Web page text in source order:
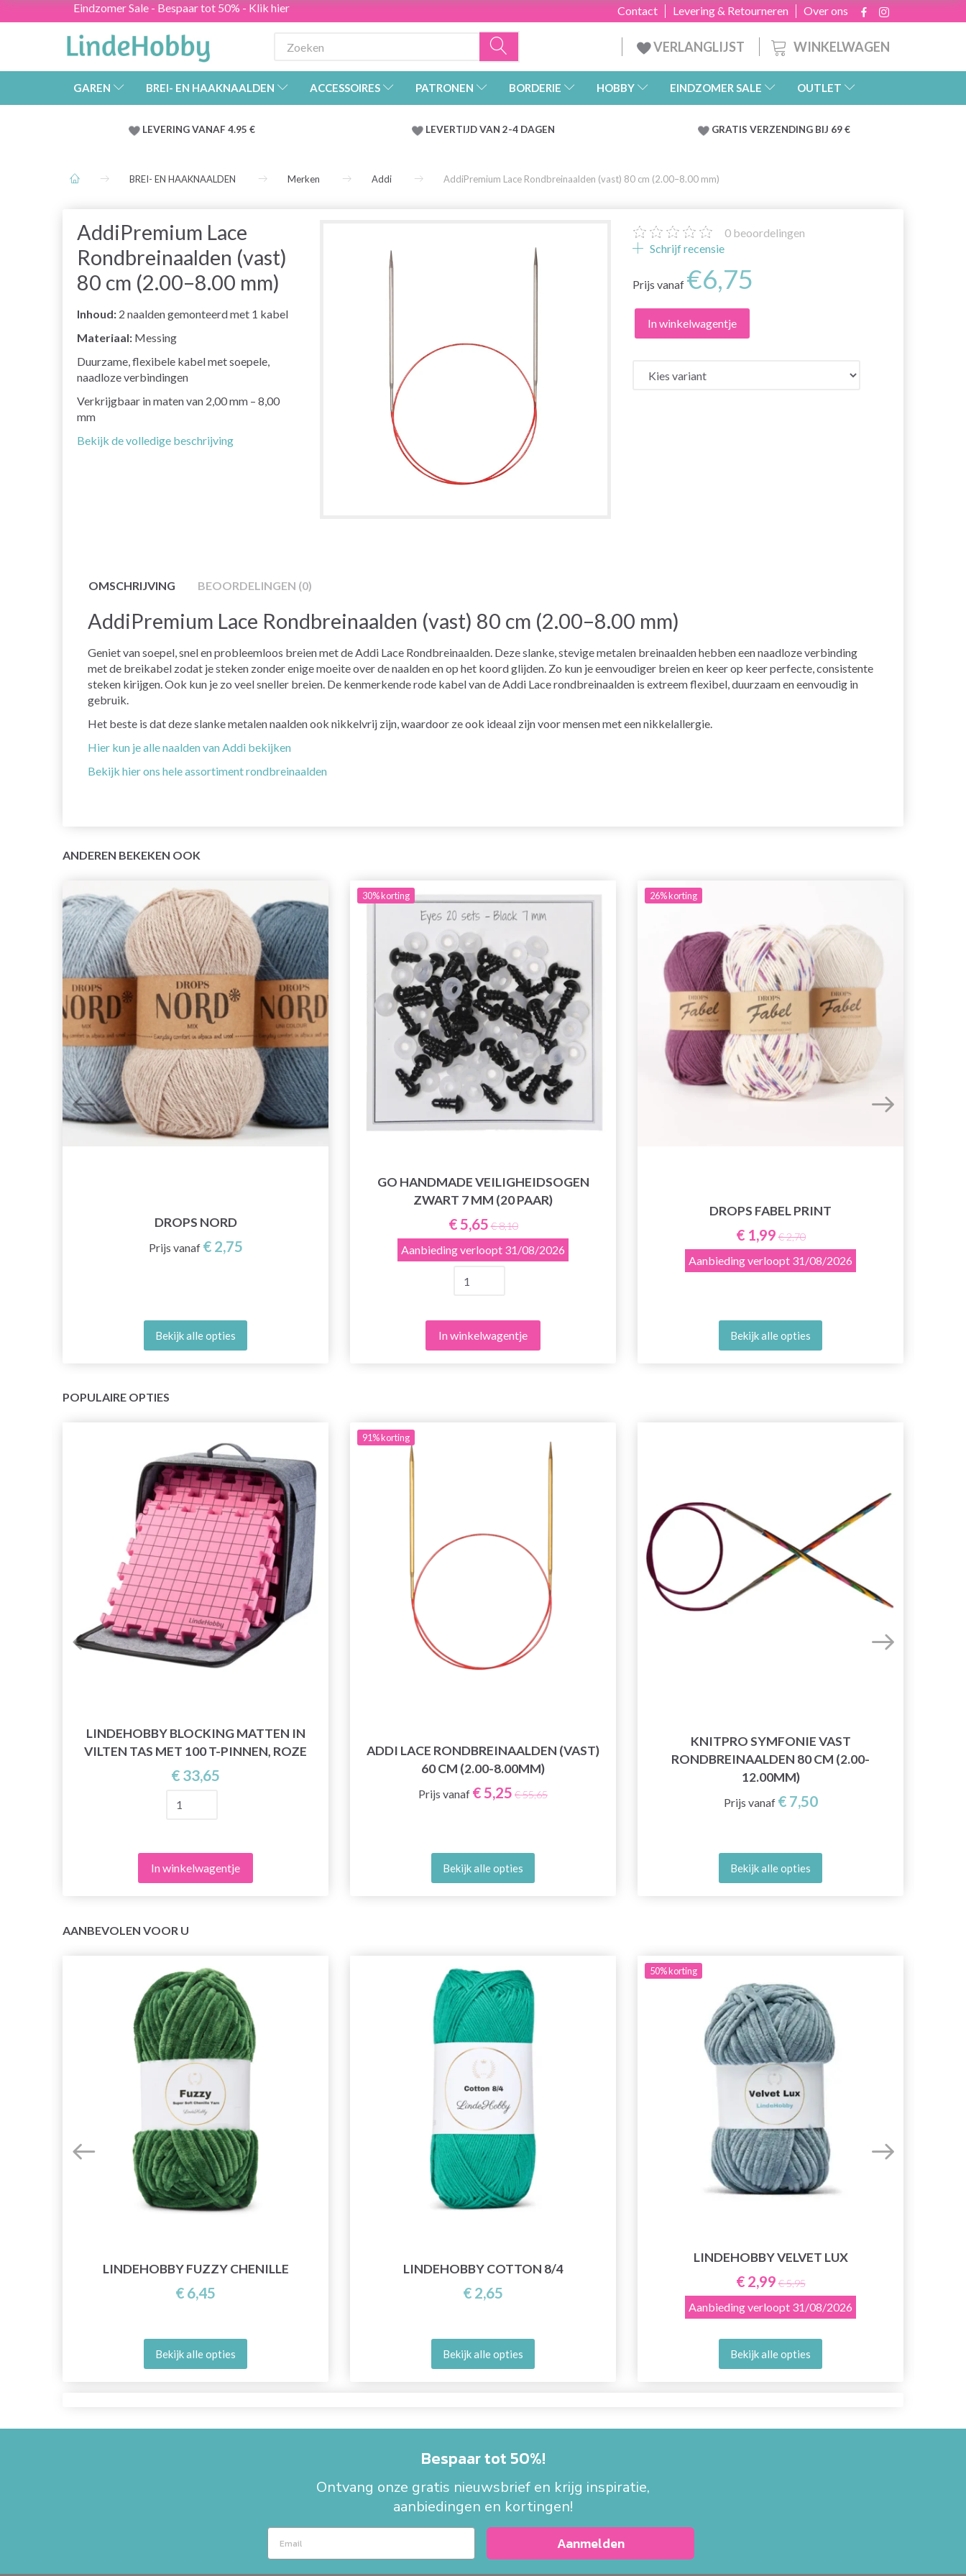
Eindzomer Sale - Bespaar tot 50% - Klik hier Over ons
Levering & Retourneren
Contact
WINKELWAGEN
VERLANGLIJST
GAREN BREI- EN HAAKNAALDEN ACCESSOIRES PATRONEN BORDERIE HOBBY EINDZOMER SALE OUTLET
LEVERING VANAF 4.95 € LEVERTIJD VAN 2-4 DAGEN GRATIS VERZENDING BIJ 69 €
BREI- EN HAAKNAALDEN Merken Addi AddiPremium Lace Rondbreinaalden (vast) 80 cm (2.00–8.00 mm)
AddiPremium Lace
Rondbreinaalden (vast)
80 cm (2.00–8.00 mm)
Inhoud: 2 naalden gemonteerd met 1 kabel
Materiaal: Messing
Duurzame, flexibele kabel met soepele,
naadloze verbindingen
Verkrijgbaar in maten van 2,00 mm – 8,00
mm
Bekijk de volledige beschrijving
0 beoordelingen
Schrijf recensie
Prijs vanaf €6,75
In winkelwagentje
OMSCHRIJVING BEOORDELINGEN (0)
AddiPremium Lace Rondbreinaalden (vast) 80 cm (2.00–8.00 mm)
Geniet van soepel, snel en probleemloos breien met de Addi Lace Rondbreinaalden. Deze slanke, stevige metalen breinaalden hebben een naadloze verbinding
met de breikabel zodat je steken zonder enige moeite over de naalden en op het koord glijden. Zo kun je eenvoudiger breien en keer op keer perfecte, consistente
steken kirijgen. Ook kun je zo veel sneller breien. De kenmerkende rode kabel van de Addi Lace rondbreinaalden is extreem flexibel, duurzaam en eenvoudig in
gebruik.
Het beste is dat deze slanke metalen naalden ook nikkelvrij zijn, waardoor ze ook ideaal zijn voor mensen met een nikkelallergie.
Hier kun je alle naalden van Addi bekijken
Bekijk hier ons hele assortiment rondbreinaalden
ANDEREN BEKEKEN OOK
DROPS NORD
Prijs vanaf € 2,75
Bekijk alle opties
30%korting
GO HANDMADE VEILIGHEIDSOGEN
ZWART 7 MM (20 PAAR)
€ 5,65 € 8,10
Aanbieding verloopt 31/08/2026
In winkelwagentje
26%korting
DROPS FABEL PRINT
€ 1,99 € 2,70
Aanbieding verloopt 31/08/2026
Bekijk alle opties
POPULAIRE OPTIES
LINDEHOBBY BLOCKING MATTEN IN
VILTEN TAS MET 100 T-PINNEN, ROZE
€ 33,65
In winkelwagentje
91%korting
ADDI LACE RONDBREINAALDEN (VAST)
60 CM (2.00-8.00MM)
Prijs vanaf € 5,25 € 55,65
Bekijk alle opties
KNITPRO SYMFONIE VAST
RONDBREINAALDEN 80 CM (2.00-
12.00MM)
Prijs vanaf € 7,50
Bekijk alle opties
AANBEVOLEN VOOR U
LINDEHOBBY FUZZY CHENILLE
€ 6,45
Bekijk alle opties
LINDEHOBBY COTTON 8/4
€ 2,65
Bekijk alle opties
50%korting
LINDEHOBBY VELVET LUX
€ 2,99 € 5,95
Aanbieding verloopt 31/08/2026
Bekijk alle opties
Bespaar tot 50%!
Ontvang onze gratis nieuwsbrief en krijg inspiratie,
aanbiedingen en kortingen!
Aanmelden